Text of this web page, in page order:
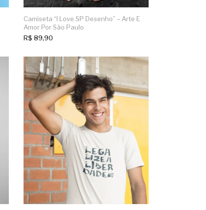
Camiseta “I Love SP Desenho” – Arte E
Amor Por São Paulo
R$ 89,90